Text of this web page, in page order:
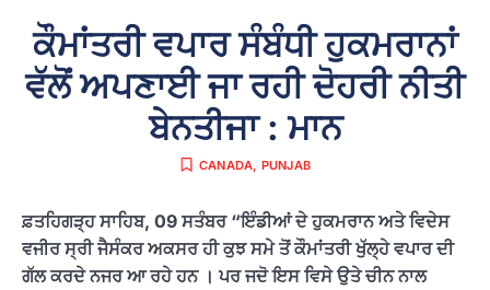
ਕੌਮਾਂਤਰੀ ਵਪਾਰ ਸੰਬੰਧੀ ਹੁਕਮਰਾਨਾਂ
ਵੱਲੋਂ ਅਪਣਾਈ ਜਾ ਰਹੀ ਦੋਹਰੀ ਨੀਤੀ
ਬੇਨਤੀਜਾ : ਮਾਨ
CANADA, PUNJAB
ਫ਼ਤਹਿਗੜ੍ਹ ਸਾਹਿਬ, 09 ਸਤੰਬਰ “ਇੰਡੀਆਂ ਦੇ ਹੁਕਮਰਾਨ ਅਤੇ ਵਿਦੇਸ
ਵਜੀਰ ਸ੍ਰੀ ਜੈਸੰਕਰ ਅਕਸਰ ਹੀ ਕੁਝ ਸਮੇ ਤੋਂ ਕੌਮਾਂਤਰੀ ਖੁੱਲ੍ਹੇ ਵਪਾਰ ਦੀ
ਗੱਲ ਕਰਦੇ ਨਜਰ ਆ ਰਹੇ ਹਨ । ਪਰ ਜਦੋ ਇਸ ਵਿਸੇ ਉਤੇ ਚੀਨ ਨਾਲ